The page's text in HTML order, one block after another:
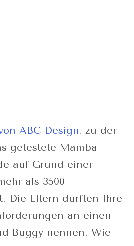
ABC Design, zu der
getestete Mamba
auf Grund einer
als 3500
Die Eltern durften Ihre
an einen
Buggy nennen. Wie